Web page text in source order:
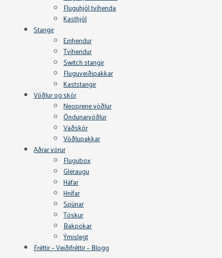
Fluguhjól tvíhenda
Kasthjól
Stangir
Einhendur
Tvíhendur
Switch stangir
Fluguveiðipakkar
Kaststangir
Vöðlur og skór
Neoprene vöðlur
Öndunarvöðlur
Vaðskór
Vöðlupakkar
Aðrar vörur
Flugubox
Gleraugu
Háfar
Hnífar
Spúnar
Töskur
Bakpokar
Ýmislegt
Fréttir – Veiðifréttir – Blogg